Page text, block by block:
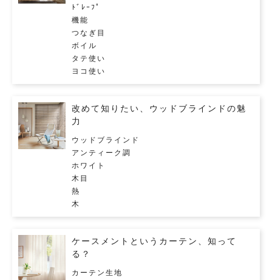
ﾄﾞﾚｰﾌﾟ
機能
つなぎ目
ボイル
タテ使い
ヨコ使い
改めて知りたい、ウッドブラインドの魅
力
ウッドブラインド
アンティーク調
ホワイト
木目
熱
木
ケースメントというカーテン、知って
る？
カーテン生地